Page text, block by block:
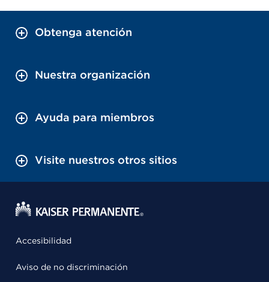
Obtenga atención
Nuestra organización
Ayuda para miembros
Visite nuestros otros sitios
Accesibilidad
Aviso de no discriminación